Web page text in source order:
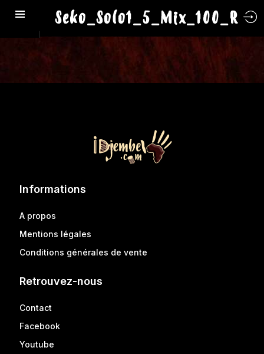
Seko_Solo1_5_Mix_100_R
Informations
A propos
Mentions légales
Conditions générales de vente
Retrouvez-nous
Contact
Facebook
Youtube